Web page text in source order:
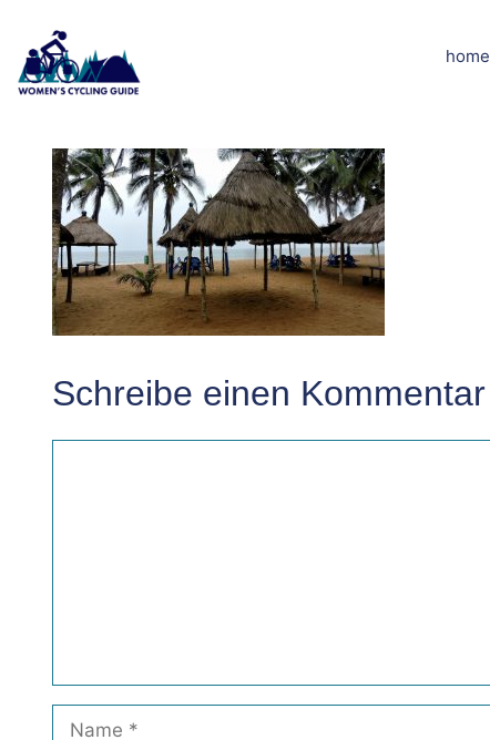
Inhalt
springen
home
dscn5049klein
Schreibe einen Kommentar